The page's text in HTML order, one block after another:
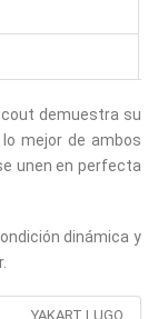
demuestra su
mejor de ambos
unen en perfecta
dinámica y
YAKART LUGO